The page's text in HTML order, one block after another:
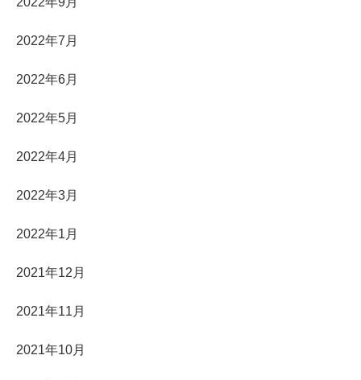
2022年7月
2022年6月
2022年5月
2022年4月
2022年3月
2022年1月
2021年12月
2021年11月
2021年10月